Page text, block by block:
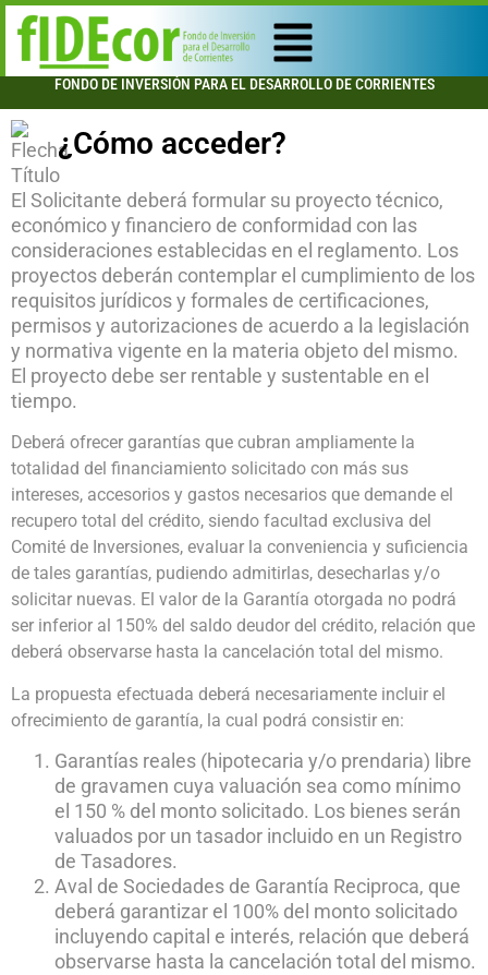
FONDO DE INVERSIÓN PARA EL DESARROLLO DE CORRIENTES
¿Cómo acceder?
El Solicitante deberá formular su proyecto técnico,
económico y financiero de conformidad con las
consideraciones establecidas en el reglamento. Los
proyectos deberán contemplar el cumplimiento de los
requisitos jurídicos y formales de certificaciones,
permisos y autorizaciones de acuerdo a la legislación
y normativa vigente en la materia objeto del mismo.
El proyecto debe ser rentable y sustentable en el
tiempo.
Deberá ofrecer garantías que cubran ampliamente la
totalidad del financiamiento solicitado con más sus
intereses, accesorios y gastos necesarios que demande el
recupero total del crédito, siendo facultad exclusiva del
Comité de Inversiones, evaluar la conveniencia y suficiencia
de tales garantías, pudiendo admitirlas, desecharlas y/o
solicitar nuevas. El valor de la Garantía otorgada no podrá
ser inferior al 150% del saldo deudor del crédito, relación que
deberá observarse hasta la cancelación total del mismo.
La propuesta efectuada deberá necesariamente incluir el
ofrecimiento de garantía, la cual podrá consistir en:
Garantías reales (hipotecaria y/o prendaria) libre
de gravamen cuya valuación sea como mínimo
el 150 % del monto solicitado. Los bienes serán
valuados por un tasador incluido en un Registro
de Tasadores.
Aval de Sociedades de Garantía Reciproca, que
deberá garantizar el 100% del monto solicitado
incluyendo capital e interés, relación que deberá
observarse hasta la cancelación total del mismo.